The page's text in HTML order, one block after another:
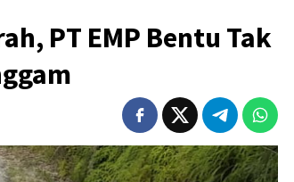
PT EMP Bentu Tak